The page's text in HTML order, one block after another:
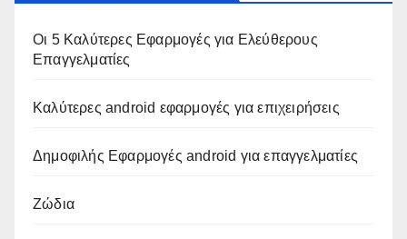
Οι 5 Καλύτερες Εφαρμογές για Ελεύθερους
Επαγγελματίες
Καλύτερες android εφαρμογές για επιχειρήσεις
Δημοφιλής Εφαρμογές android για επαγγελματίες
Ζώδια